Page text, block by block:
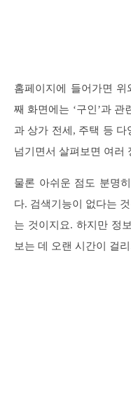
홈페이지에 들어가면
째 화면에는 ‘구인’과
과 상가 전세, 주택 등 다
넘기면서 살펴보면 여러
물론 아쉬운 점도 분명
다. 검색기능이 없다는
는 것이지요. 하지만 정
보는 데 오랜 시간이 걸